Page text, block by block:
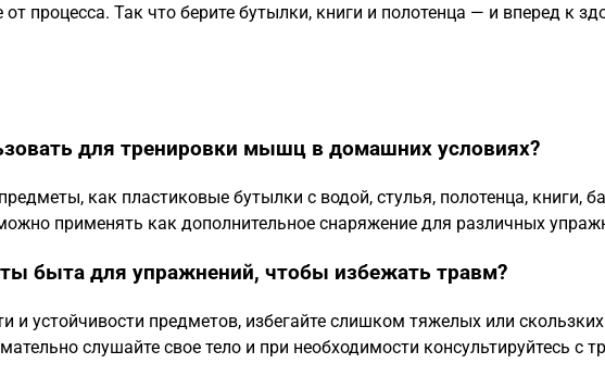
процесса. Так что берите бутылки, книги и полотенца — и вперед к
для тренировки мышц в домашних условиях?
как пластиковые бутылки с водой, стулья, полотенца, книги,
применять как дополнительное снаряжение для различных
быта для упражнений, чтобы избежать травм?
и устойчивости предметов, избегайте слишком тяжелых или скользких
слушайте свое тело и при необходимости консультируйтесь с